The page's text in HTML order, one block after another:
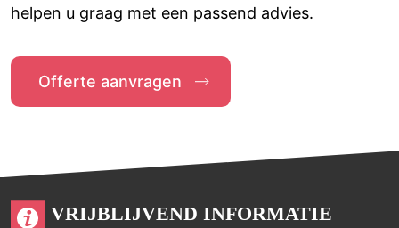
helpen u graag met een passend advies.
Offerte aanvragen
VRIJBLIJVEND INFORMATIE